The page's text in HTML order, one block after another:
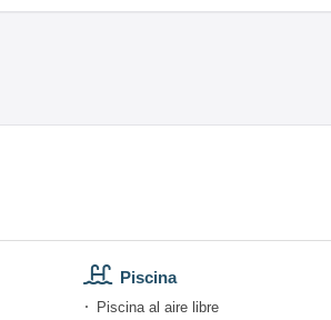
Piscina
Piscina al aire libre